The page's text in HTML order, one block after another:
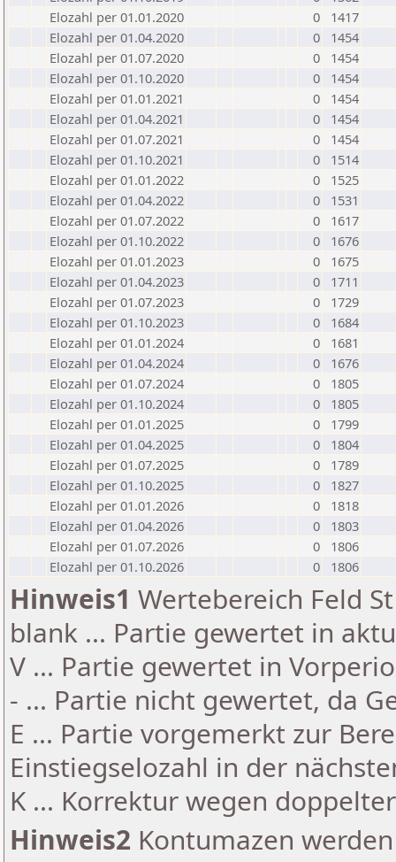
Elozahl per 01.01.2020
0
1417
Elozahl per 01.04.2020
0
1454
Elozahl per 01.07.2020
0
1454
Elozahl per 01.10.2020
0
1454
Elozahl per 01.01.2021
0
1454
Elozahl per 01.04.2021
0
1454
Elozahl per 01.07.2021
0
1454
Elozahl per 01.10.2021
0
1514
Elozahl per 01.01.2022
0
1525
Elozahl per 01.04.2022
0
1531
Elozahl per 01.07.2022
0
1617
Elozahl per 01.10.2022
0
1676
Elozahl per 01.01.2023
0
1675
Elozahl per 01.04.2023
0
1711
Elozahl per 01.07.2023
0
1729
Elozahl per 01.10.2023
0
1684
Elozahl per 01.01.2024
0
1681
Elozahl per 01.04.2024
0
1676
Elozahl per 01.07.2024
0
1805
Elozahl per 01.10.2024
0
1805
Elozahl per 01.01.2025
0
1799
Elozahl per 01.04.2025
0
1804
Elozahl per 01.07.2025
0
1789
Elozahl per 01.10.2025
0
1827
Elozahl per 01.01.2026
0
1818
Elozahl per 01.04.2026
0
1803
Elozahl per 01.07.2026
0
1806
Elozahl per 01.10.2026
0 1806
Hinweis1 Wertebereich Feld
blank ... Partie gewertet in
V ... Partie gewertet in
- ... Partie nicht gewertet, da
E ... Partie vorgemerkt zur
Einstiegselozahl in der
K ... Korrektur wegen
Hinweis2 Kontumazen